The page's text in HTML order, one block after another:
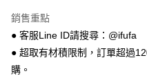
１．簡單：不需註冊會員、不需綁
２．便利：只要手機號碼，簡訊認
３．安心：先確認商品／服務後，
【「AFTEE先享後付」結帳流程】
運送方式
全家 取貨付款
每筆NT$70，滿NT$999(含以上
銷售重點
● 客服Line ID請搜尋：@ifufa
● 超取有材積限制，訂單超過
購。